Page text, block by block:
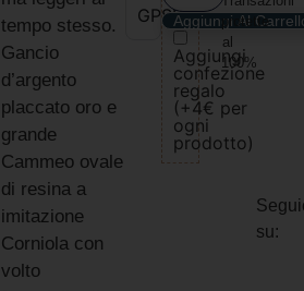
tempo stesso.
Gancio
d’argento
placcato oro e
grande
Cammeo ovale
di resina a
imitazione
Corniola con
volto
GPSRAggiungi Al
Aggiungi
confezione
regalo
(+4€ per
ogni
prodotto)
protette
al
100%
su: